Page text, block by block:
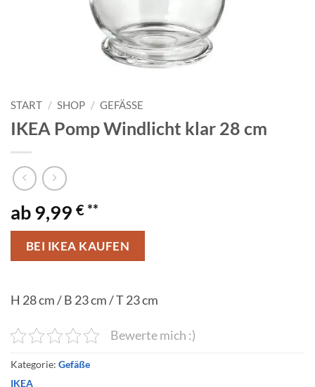
START / SHOP / GEFÄSSE
IKEA Pomp Windlicht klar 28 cm
9,99 €
BEI IKEA KAUFEN
H 28 cm / B 23 cm / T 23 cm
Bewerte mich :)
Kategorie: Gefäße
IKEA